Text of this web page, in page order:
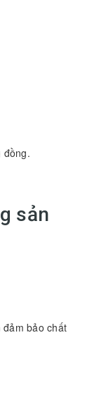
đồng.
sản
bảo chất